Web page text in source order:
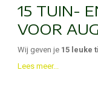
15 TUIN-
VOOR
Wij geven je 15 leuke
Lees meer...